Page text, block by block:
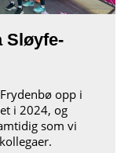
Sløyfe-
opp i
i 2024, og
som vi